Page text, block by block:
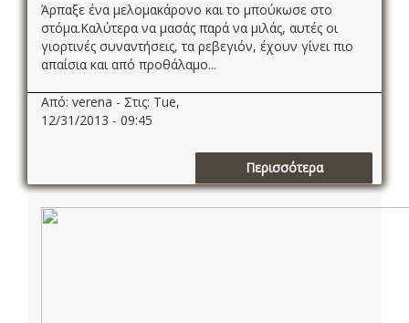
Άρπαξε ένα μελομακάρονο και το μπούκωσε στο
στόμα.Καλύτερα να μασάς παρά να μιλάς, αυτές οι
γιορτινές συναντήσεις, τα ρεβεγιόν, έχουν γίνει πιο
απαίσια και από προθάλαμο...
Από: verena - Στις: Tue,
12/31/2013 - 09:45
Περισσότερα